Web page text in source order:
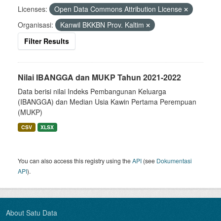
Licenses:
Open Data Commons Attribution License
Organisasi:
Kanwil BKKBN Prov. Kaltim
Filter Results
Nilai IBANGGA dan MUKP Tahun 2021-2022
Data berisi nilai Indeks Pembangunan Keluarga
(IBANGGA) dan Median Usia Kawin Pertama Perempuan
(MUKP)
CSV XLSX
You can also access this registry using theAPI (see Dokumentasi
API).
About Satu Data